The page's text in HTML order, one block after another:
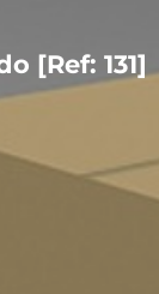
[Ref: 131]